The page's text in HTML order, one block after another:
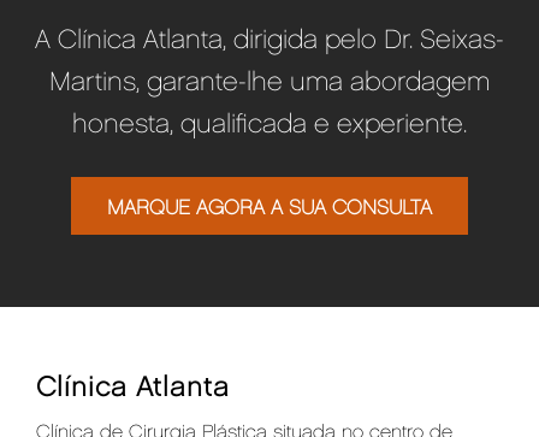
A Clínica Atlanta, dirigida pelo Dr. Seixas-
Martins, garante-lhe uma abordagem
honesta, qualificada e experiente.
MARQUE AGORA A SUA CONSULTA
Clínica Atlanta
Clínica de Cirurgia Plástica situada no centro de